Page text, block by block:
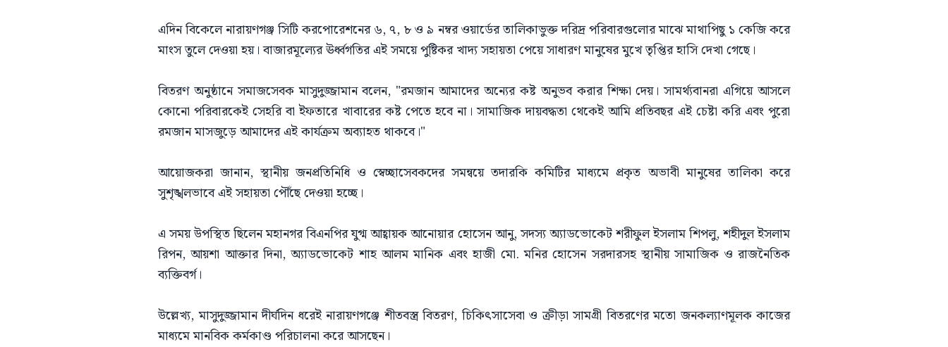
এদিন বিকেলে নারায়ণগঞ্জ সিটি করপোরেশনের ৬, ৭, ৮ ও ৯ নম্বর ওয়ার্ডের তালিকাভুক্ত দরিদ্র পরিবারগুলোর মাঝে মাথাপিছু ১ কেজি করে
মাংস তুলে দেওয়া হয়। বাজারমূল্যের ঊর্ধ্বগতির এই সময়ে পুষ্টিকর খাদ্য সহায়তা পেয়ে সাধারণ মানুষের মুখে তৃপ্তির হাসি দেখা গেছে।
বিতরণ অনুষ্ঠানে সমাজসেবক মাসুদুজ্জামান বলেন, "রমজান আমাদের অন্যের কষ্ট অনুভব করার শিক্ষা দেয়। সামর্থ্যবানরা এগিয়ে আসলে
কোনো পরিবারকেই সেহরি বা ইফতারে খাবারের কষ্ট পেতে হবে না। সামাজিক দায়বদ্ধতা থেকেই আমি প্রতিবছর এই চেষ্টা করি এবং পুরো
রমজান মাসজুড়ে আমাদের এই কার্যক্রম অব্যাহত থাকবে।"
আয়োজকরা জানান, স্থানীয় জনপ্রতিনিধি ও স্বেচ্ছাসেবকদের সমন্বয়ে তদারকি কমিটির মাধ্যমে প্রকৃত অভাবী মানুষের তালিকা করে
সুশৃঙ্খলভাবে এই সহায়তা পৌঁছে দেওয়া হচ্ছে।
এ সময় উপস্থিত ছিলেন মহানগর বিএনপির যুগ্ম আহ্বায়ক আনোয়ার হোসেন আনু, সদস্য অ্যাডভোকেট শরীফুল ইসলাম শিপলু, শহীদুল ইসলাম
রিপন, আয়শা আক্তার দিনা, অ্যাডভোকেট শাহ আলম মানিক এবং হাজী মো. মনির হোসেন সরদারসহ স্থানীয় সামাজিক ও রাজনৈতিক
ব্যক্তিবর্গ।
উল্লেখ্য, মাসুদুজ্জামান দীর্ঘদিন ধরেই নারায়ণগঞ্জে শীতবস্ত্র বিতরণ, চিকিৎসাসেবা ও ক্রীড়া সামগ্রী বিতরণের মতো জনকল্যাণমূলক কাজের
মাধ্যমে মানবিক কর্মকাণ্ড পরিচালনা করে আসছেন।